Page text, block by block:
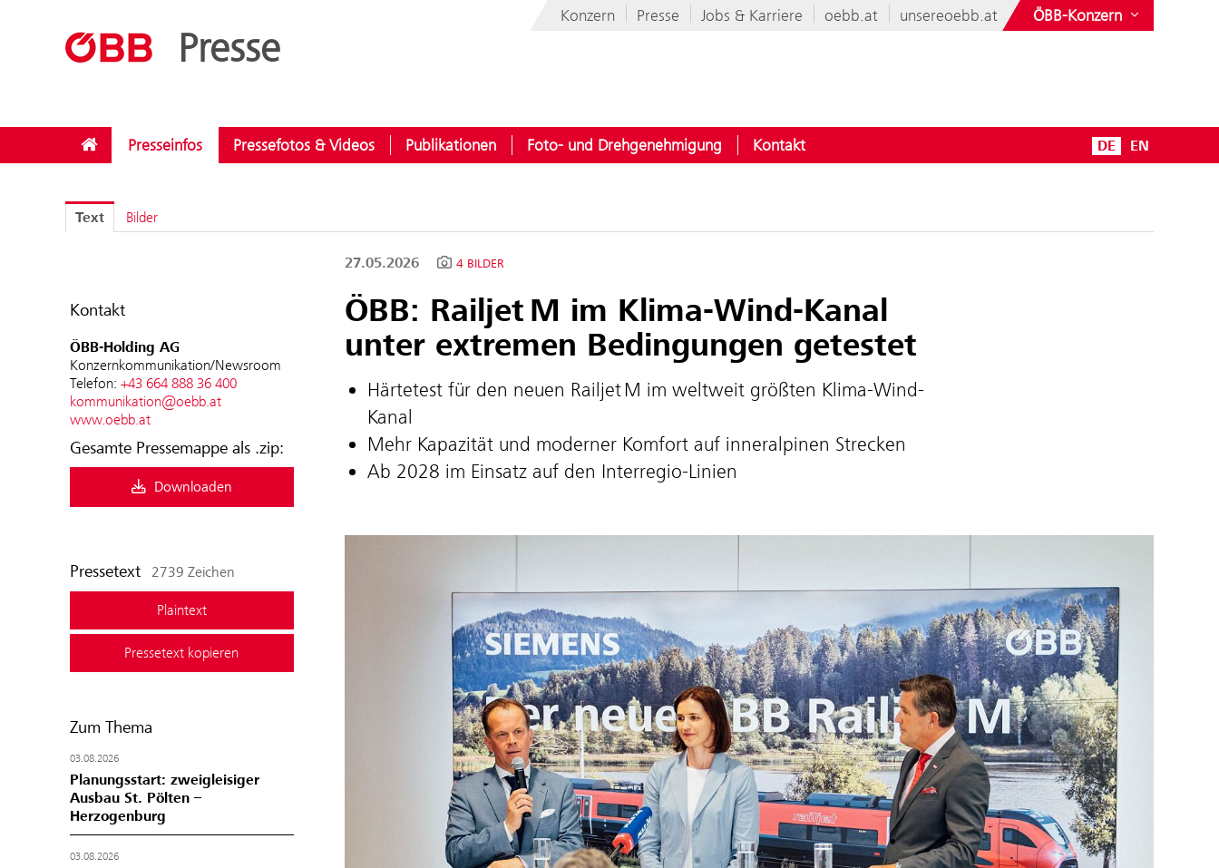
Presse
Konzern Presse Jobs & Karriere oebb.at unsereoebb.at ÖBB-Konzern
Presseinfos Pressefotos & Videos Publikationen Foto- und Drehgenehmigung Kontakt DE EN
Text Bilder
Kontakt
ÖBB-Holding AG
Konzernkommunikation/Newsroom
Telefon: +43 664 888 36 400
kommunikation@oebb.at
www.oebb.at
Gesamte Pressemappe als .zip:
Downloaden
Pressetext 2739 Zeichen
Plaintext
Pressetext kopieren
Zum Thema
03.08.2026
Planungsstart: zweigleisiger
Ausbau St. Pölten –
Herzogenburg
03.08.2026
27.05.2026 4 BILDER
ÖBB: Railjet M im Klima-Wind-Kanal
unter extremen Bedingungen getestet
Härtetest für den neuen Railjet M im weltweit größten Klima-Wind-
Kanal
Mehr Kapazität und moderner Komfort auf inneralpinen Strecken
Ab 2028 im Einsatz auf den Interregio-Linien